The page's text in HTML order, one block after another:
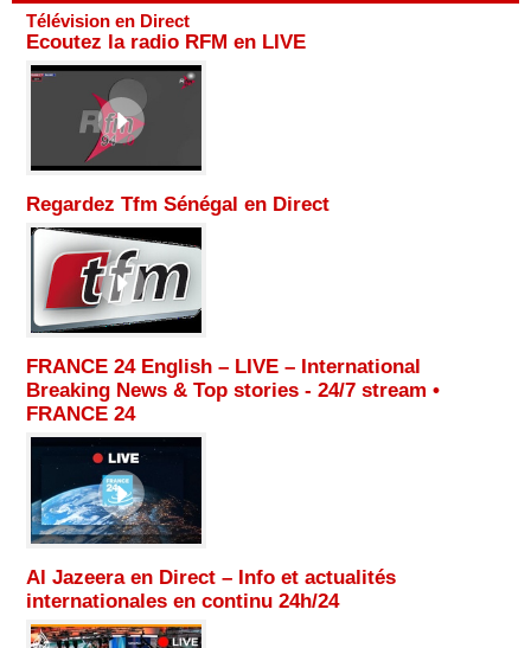
Télévision en Direct
Ecoutez la radio RFM en LIVE
Regardez Tfm Sénégal en Direct
FRANCE 24 English – LIVE – International
Breaking News & Top stories - 24/7 stream •
FRANCE 24
Al Jazeera en Direct – Info et actualités
internationales en continu 24h/24